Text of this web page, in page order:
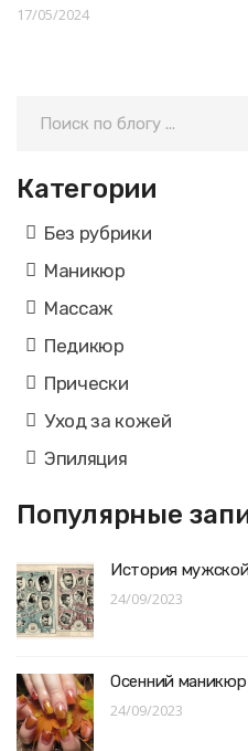
17/05/2024
Категории
Без рубрики
Маникюр
Массаж
Педикюр
Прически
Уход за кожей
Эпиляция
Популярные
История
24/09/2023
Осенний маникюр
24/09/2023